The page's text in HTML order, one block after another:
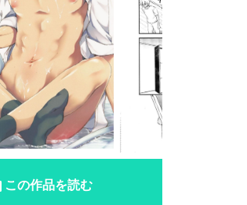
この作品を読む